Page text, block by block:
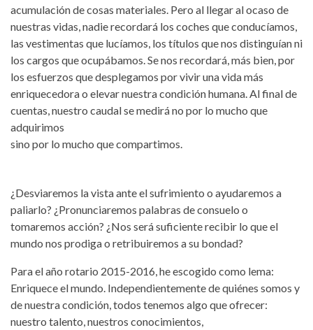
acumulación de cosas materiales. Pero al llegar al ocaso de
nuestras vidas, nadie recordará los coches que conducíamos,
las vestimentas que lucíamos, los títulos que nos distinguían ni
los cargos que ocupábamos. Se nos recordará, más bien, por
los esfuerzos que desplegamos por vivir una vida más
enriquecedora o elevar nuestra condición humana. Al final de
cuentas, nuestro caudal se medirá no por lo mucho que
adquirimos
sino por lo mucho que compartimos.
¿Desviaremos la vista ante el sufrimiento o ayudaremos a
paliarlo? ¿Pronunciaremos palabras de consuelo o
tomaremos acción? ¿Nos será suficiente recibir lo que el
mundo nos prodiga o retribuiremos a su bondad?
Para el año rotario 2015-2016, he escogido como lema:
Enriquece el mundo. Independientemente de quiénes somos y
de nuestra condición, todos tenemos algo que ofrecer:
nuestro talento, nuestros conocimientos,